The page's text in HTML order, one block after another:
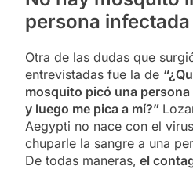
persona infectada
Otra de las dudas que
entrevistadas fue la de
mosquito picó una
y luego me pica a mí?”
Aegypti no nace con el
chuparle la sangre a una
De todas maneras, el